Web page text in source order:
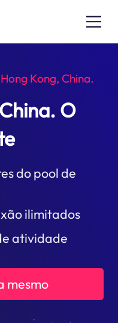
Hong Kong, China.
O
do pool de
ilimitados
atividade
mesmo